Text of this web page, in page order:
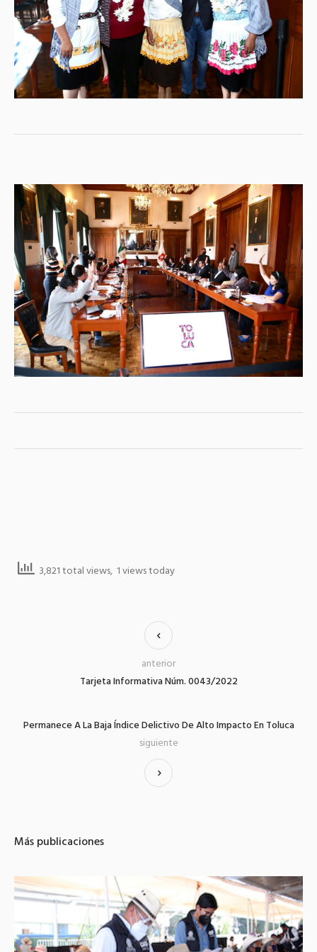
3,821 total views, 1 views today
Tarjeta Informativa Núm. 0043/2022
anterior
Permanece A La Baja Índice Delictivo De Alto Impacto En Toluca
siguiente
Más publicaciones